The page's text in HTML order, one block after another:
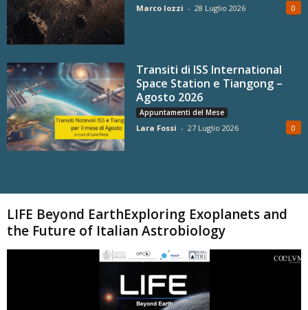
Marco Iozzi - 28 Luglio 2026 0
Transiti di ISS International
Space Station e Tiangong –
Agosto 2026
Appuntamenti del Mese
Lara Fossi - 27 Luglio 2026 0
LIFE Beyond EarthExploring Exoplanets and
the Future of Italian Astrobiology